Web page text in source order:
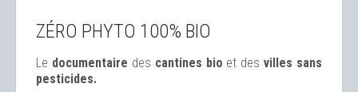
ZÉRO PHYTO 100% BIO
Le documentaire des cantines bio et desvilles sans
pesticides.